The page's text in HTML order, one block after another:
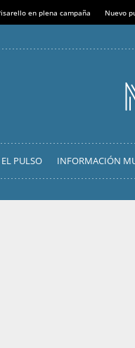
en plena campaña Nuevo
EL PULSO INFORMACIÓN